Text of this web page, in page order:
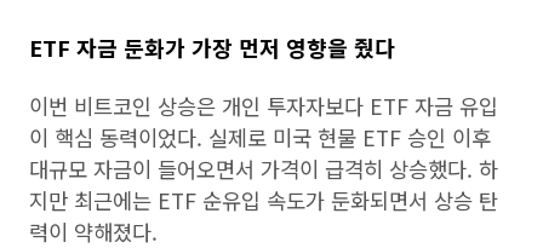
ETF 자금 둔화가 가장 먼저 영향을 줬다
이번 비트코인 상승은 개인 투자자보다 ETF 자금 유입
이 핵심 동력이었다. 실제로 미국 현물 ETF 승인 이후
대규모 자금이 들어오면서 가격이 급격히 상승했다. 하
지만 최근에는 ETF 순유입 속도가 둔화되면서 상승 탄
력이 약해졌다.